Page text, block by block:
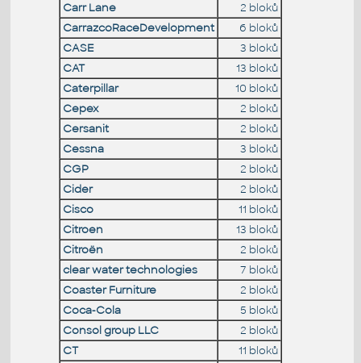
Carr Lane
2 bloků
CarrazcoRaceDevelopment
6 bloků
CASE
3 bloků
CAT
13 bloků
Caterpillar
10 bloků
Cepex
2 bloků
Cersanit
2 bloků
Cessna
3 bloků
CGP
2 bloků
Cider
2 bloků
Cisco
11 bloků
Citroen
13 bloků
Citroën
2 bloků
clear water technologies
7 bloků
Coaster Furniture
2 bloků
Coca-Cola
5 bloků
Consol group LLC
2 bloků
CT
11 bloků